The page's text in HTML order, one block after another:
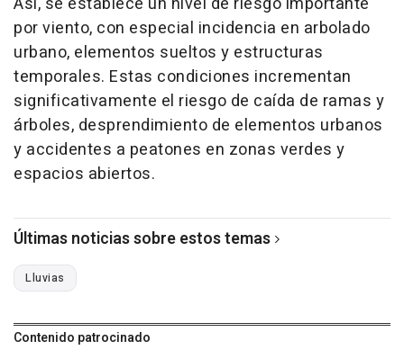
por viento, con especial incidencia en arbolado
urbano, elementos sueltos y estructuras
temporales. Estas condiciones incrementan
significativamente el riesgo de caída de ramas y
árboles, desprendimiento de elementos urbanos
y accidentes a peatones en zonas verdes y
espacios abiertos.
Últimas noticias sobre estos temas
Lluvias
Contenido patrocinado